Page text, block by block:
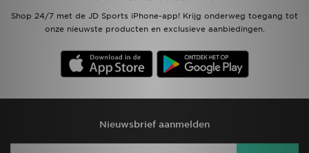
Shop 24/7 met de JD Sports iPhone-app! Krijg onderweg toegang tot
onze nieuwste producten en exclusieve aanbiedingen.
Nieuwsbrief aanmelden
Klantenservice